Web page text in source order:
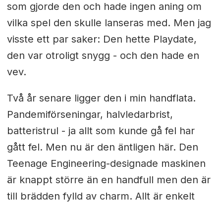
som gjorde den och hade ingen aning om
vilka spel den skulle lanseras med. Men jag
visste ett par saker: Den hette Playdate,
den var otroligt snygg - och den hade en
vev.
Två år senare ligger den i min handflata.
Pandemiförseningar, halvledarbrist,
batteristrul - ja allt som kunde gå fel har
gått fel. Men nu är den äntligen här. Den
Teenage Engineering-designade maskinen
är knappt större än en handfull men den är
till brädden fylld av charm. Allt är enkelt